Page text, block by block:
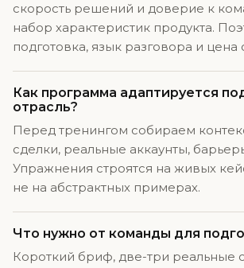
скорость решений и доверие к
набор характеристик продукта.
подготовка, язык разговора и цена
Как программа адаптируется
отрасль?
Перед тренингом собираем
сделки, реальные аккаунты,
Упражнения строятся на живых
не на абстрактных примерах.
Что нужно от команды для
Короткий бриф, две-три реальные